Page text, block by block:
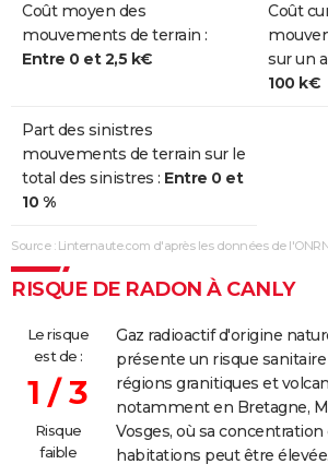
Coût moyen des
mouvements de terrain :
Entre 0 et 2,5 k€
Coût
sur un
100 k€
Part des sinistres
mouvements de terrain sur le
total des sinistres : Entre 0 et
10 %
Source : Linternaute.com d'après les données de
RISQUE DE RADON À CANLY
Le risque
est de :
1 / 3
Risque
faible
Gaz radioactif d'origine
présente un risque
régions granitiques et
notamment en Bretagne,
Vosges, où sa concentration
habitations peut être élevée.